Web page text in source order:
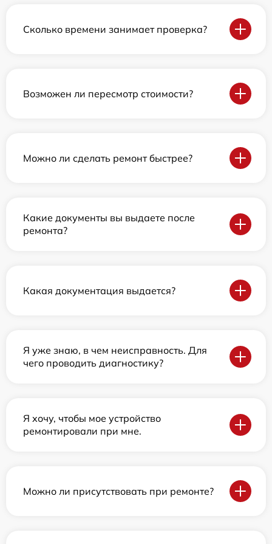
Сколько времени занимает проверка?
Возможен ли пересмотр стоимости?
Можно ли сделать ремонт быстрее?
Какие документы вы выдаете после
ремонта?
Какая документация выдается?
Я уже знаю, в чем неисправность. Для
чего проводить диагностику?
Я хочу, чтобы мое устройство
ремонтировали при мне.
Можно ли присутствовать при ремонте?